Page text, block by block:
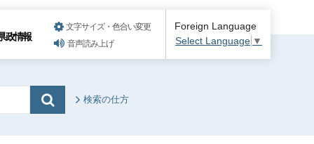
政情報
文字サイズ・色合い変更
音声読み上げ
Foreign Language
Select Language ▼
検索の仕方